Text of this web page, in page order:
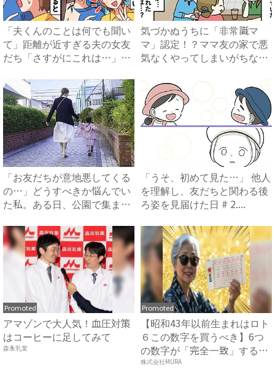
「夫くんのことは何でも聞い
て」距離が近すぎる夫の女友
だち「さすがにこれは…」妻
気づかぬうちに「非常識マ
マ」認定！？ママ友の家で悪
気なくやってしまいがちな、
「お友だちが意地悪してくる
の…」どうすべきか悩んでい
た私。ある日、公園で集まる
「うそ、初めて見た…」 他人
を理解し、友だちと関わる後
ろ姿を見届けた日 # 2....
Promoted
アマゾンで大人気！血圧対策
はコーヒーに足してみて
森永乳業
Promoted
【昭和43年以前生まれはロト
６この数字を買うべき】6つ
の数字が「完全一致」する
方...
株式会社MURA